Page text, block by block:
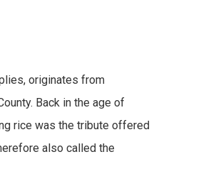
originates from
Back in the age of
rice was the tribute offered
also called the